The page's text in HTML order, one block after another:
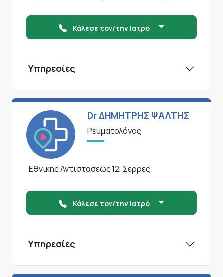
Κάλεσε τον/την Ιατρό
Υπηρεσίες
Dr ΔΗΜΗΤΡΗΣ ΨΑΛΤΗΣ
Ρευματολόγος
Εθνικης Αντιστασεως 12, Σερρες
Κάλεσε τον/την Ιατρό
Υπηρεσίες